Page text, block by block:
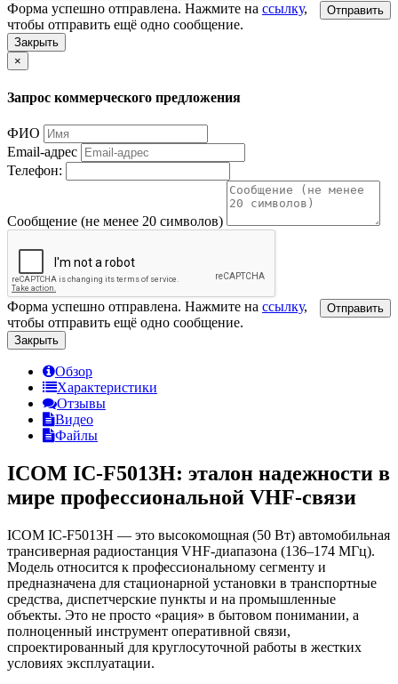
Отправить
Форма успешно отправлена. Нажмите на ссылку,
чтобы отправить ещё одно сообщение.
Закрыть
×
Запрос коммерческого предложения
ФИО
Email-адрес
Телефон:
Сообщение (не менее 20 символов)
Отправить
Форма успешно отправлена. Нажмите на ссылку,
чтобы отправить ещё одно сообщение.
Закрыть
Обзор
Характеристики
Отзывы
Видео
Файлы
ICOM IC-F5013H: эталон надежности в
мире профессиональной VHF-связи
ICOM IC-F5013H — это высокомощная (50 Вт) автомобильная
трансиверная радиостанция VHF-диапазона (136–174 МГц).
Модель относится к профессиональному сегменту и
предназначена для стационарной установки в транспортные
средства, диспетчерские пункты и на промышленные
объекты. Это не просто «рация» в бытовом понимании, а
полноценный инструмент оперативной связи,
спроектированный для круглосуточной работы в жестких
условиях эксплуатации.